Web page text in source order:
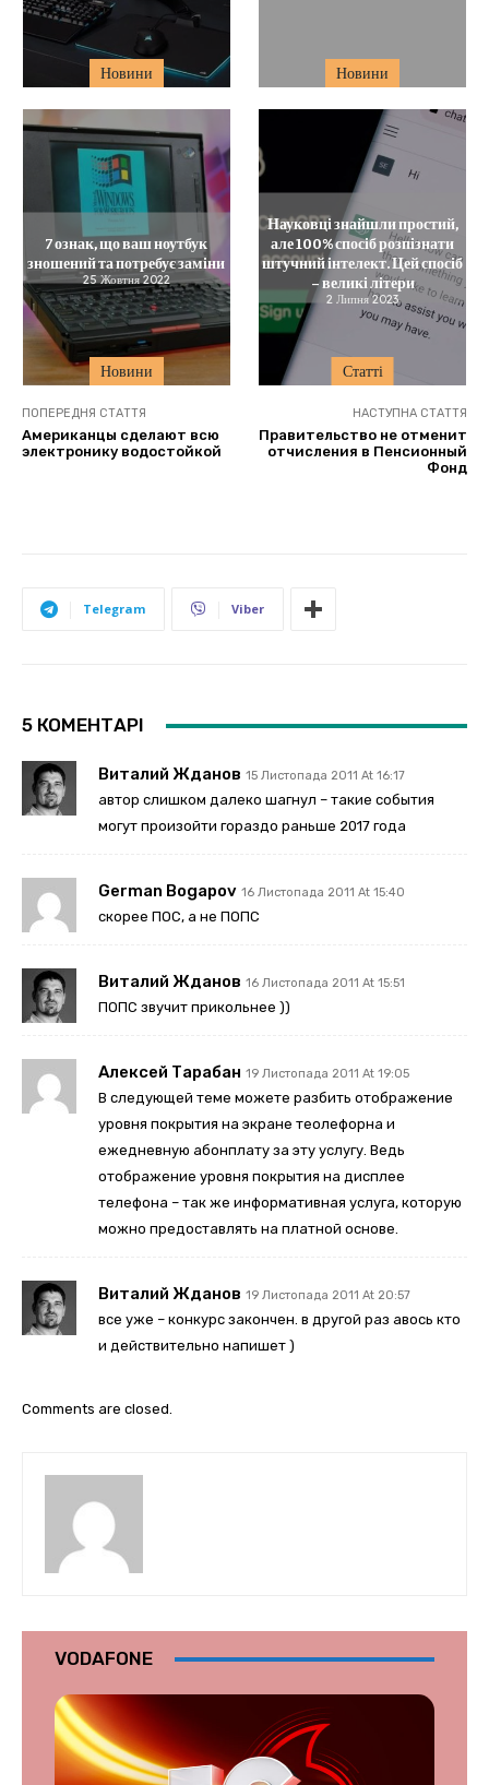
Новини Новини
Новини
7 ознак, що ваш ноутбук
зношений та потребує заміни
25 Жовтня 2022
Статті
Науковці знайшли простий,
але 100% спосіб розпізнати
штучний інтелект. Цей спосіб
– великі літери
2 Липня 2023
ПОПЕРЕДНЯ СТАТТЯ
Американцы сделают всю
электронику водостойкой
НАСТУПНА СТАТТЯ
Правительство не отменит
отчисления в Пенсионный
Фонд
Telegram Viber
5 КОМЕНТАРІ
Виталий Жданов 15 Листопада 2011 At 16:17
автор слишком далеко шагнул – такие события
могут произойти гораздо раньше 2017 года
German Bogapov 16 Листопада 2011 At 15:40
скорее ПОС, а не ПОПС
Виталий Жданов 16 Листопада 2011 At 15:51
ПОПС звучит прикольнее ))
Алексей Тарабан 19 Листопада 2011 At 19:05
В следующей теме можете разбить отображение
уровня покрытия на экране теолефорна и
ежедневную абонплату за эту услугу. Ведь
отображение уровня покрытия на дисплее
телефона – так же информативная услуга, которую
можно предоставлять на платной основе.
Виталий Жданов 19 Листопада 2011 At 20:57
все уже – конкурс закончен. в другой раз авось кто
и действительно напишет )
Comments are closed.
VODAFONE